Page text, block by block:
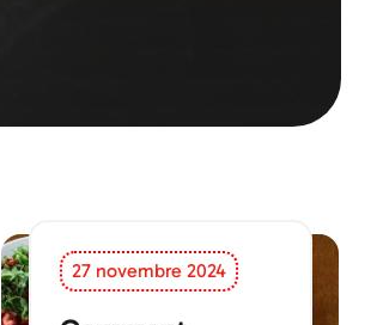
27 novembre 2024